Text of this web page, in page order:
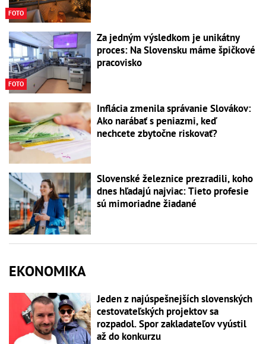
FOTO
FOTO
Za jedným výsledkom je unikátny
proces: Na Slovensku máme špičkové
pracovisko
Inflácia zmenila správanie Slovákov:
Ako narábať s peniazmi, keď
nechcete zbytočne riskovať?
Slovenské železnice prezradili, koho
dnes hľadajú najviac: Tieto profesie
sú mimoriadne žiadané
EKONOMIKA
Jeden z najúspešnejších slovenských
cestovateľských projektov sa
rozpadol. Spor zakladateľov vyústil
až do konkurzu